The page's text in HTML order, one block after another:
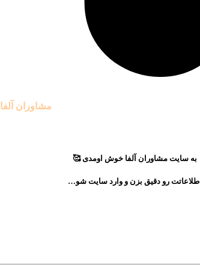
مشاوران آلفا
به سایت مشاوران آلفا خوش اومدی 🥰
اطلاعاتت رو دقیق بزن و وارد سایت شو…